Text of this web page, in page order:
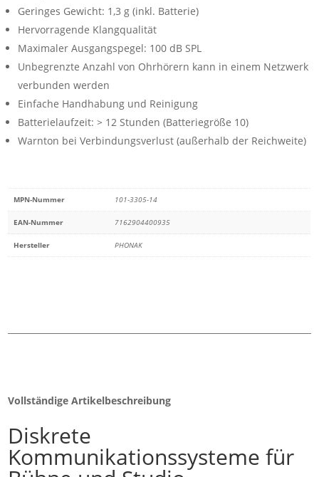
Geringes Gewicht: 1,3 g (inkl. Batterie)
Hervorragende Klangqualität
Maximaler Ausgangspegel: 100 dB SPL
Unbegrenzte Anzahl von Ohrhörern kann in einem Netzwerk
verbunden werden
Einfache Handhabung und Reinigung
Batterielaufzeit: > 12 Stunden (Batteriegröße 10)
Warnton bei Verbindungsverlust (außerhalb der Reichweite)
MPN-Nummer 101-3305-14
EAN-Nummer 7162904400935
Hersteller PHONAK
Vollständige Artikelbeschreibung
Diskrete
Kommunikationssysteme für